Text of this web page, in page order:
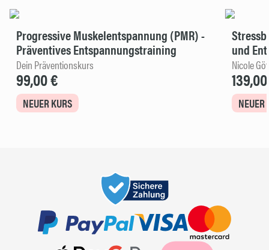
Progressive Muskelentspannung (PMR) -
Präventives Entspannungstraining
Dein Präventionskurs
99,00 €
NEUER KURS
und
Nicole
NEUER